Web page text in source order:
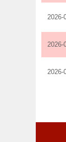
2026-
2026-
2026-